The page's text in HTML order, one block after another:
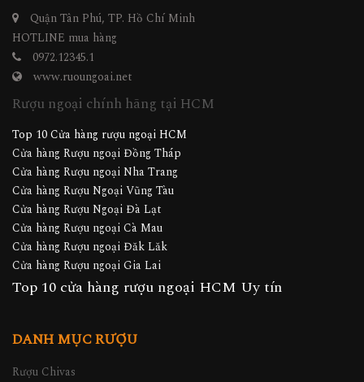
Quận Tân Phú, TP. Hồ Chí Minh
HOTLINE mua hàng
0972.12345.1
www.ruoungoai.net
Rượu ngoại chính hãng tại HCM
Top 10 Cửa hàng rượu ngoại HCM
Cửa hàng Rượu ngoại Đồng Tháp
Cửa hàng Rượu ngoại Nha Trang
Cửa hàng Rượu Ngoại Vũng Tàu
Cửa hàng Rượu Ngoại Đà Lạt
Cửa hàng Rượu ngoại Cà Mau
Cửa hàng Rượu ngoại Đăk Lăk
Cửa hàng Rượu ngoại Gia Lai
Top 10 cửa hàng rượu ngoại HCM Uy tín
DANH MỤC RƯỢU
Rượu Chivas